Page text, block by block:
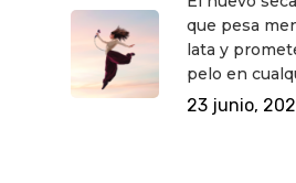
que pesa
lata y
pelo en
23 junio,